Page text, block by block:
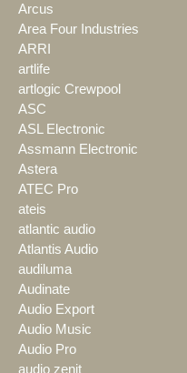
Arcus
Area Four Industries
ARRI
artlife
artlogic Crewpool
ASC
ASL Electronic
Assmann Electronic
Astera
ATEC Pro
ateis
atlantic audio
Atlantis Audio
audiluma
Audinate
Audio Export
Audio Music
Audio Pro
audio zenit